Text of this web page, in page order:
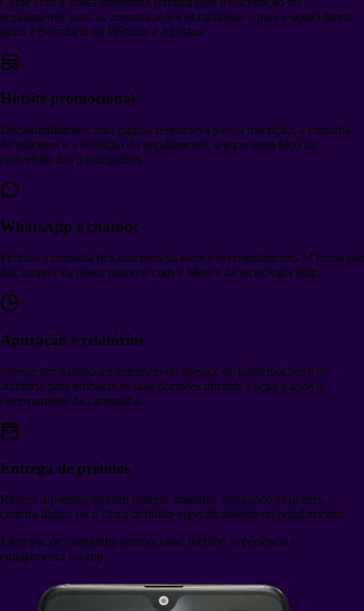
regulamento, para as comunicações obrigatórias e para o apoio direto
junto à Secretaria de Prêmios e Apostas.
Hotsite promocional
Disponibilizamos uma página responsiva para a inscrição, a consulta
de números e a exibição do regulamento, sempre com foco na
conversão dos participantes.
WhatsApp e chatbot
Permita a consulta dos números da sorte e do regulamento 24 horas por
dia, através da nossa parceria com a Meta e da tecnologia Blip.
Apuração e relatórios
Acesse um dashboard completo de adesão, de participações e de
auditoria para embasar as suas decisões durante a ação e após o
encerramento da campanha.
Entrega de prêmios
Realize a premiação com rastreio absoluto, utilizando vouchers,
carteira digital ou o fluxo definido especificamente no regulamento.
Exemplo de campanha promocional mobile: experiência e
engajamento no app.